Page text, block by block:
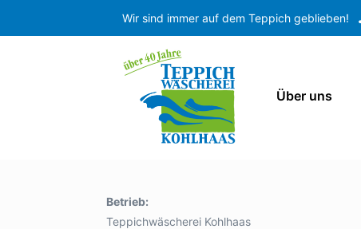
Wir sind immer auf dem Teppich geblieben!
Über uns
Betrieb:
Teppichwäscherei Kohlhaas